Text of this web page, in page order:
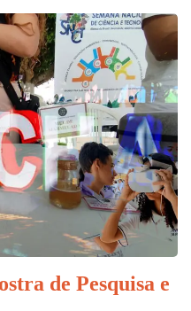
de Pesquisa e